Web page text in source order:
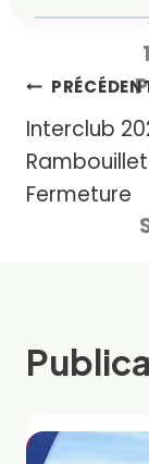
de
l’article
Interclub
Rambouillet
Fermeture